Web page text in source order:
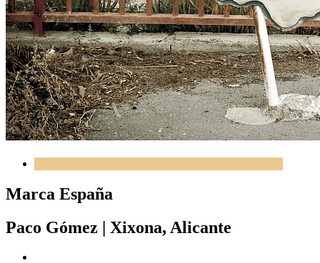
Marca España
Paco Gómez | Xixona, Alicante